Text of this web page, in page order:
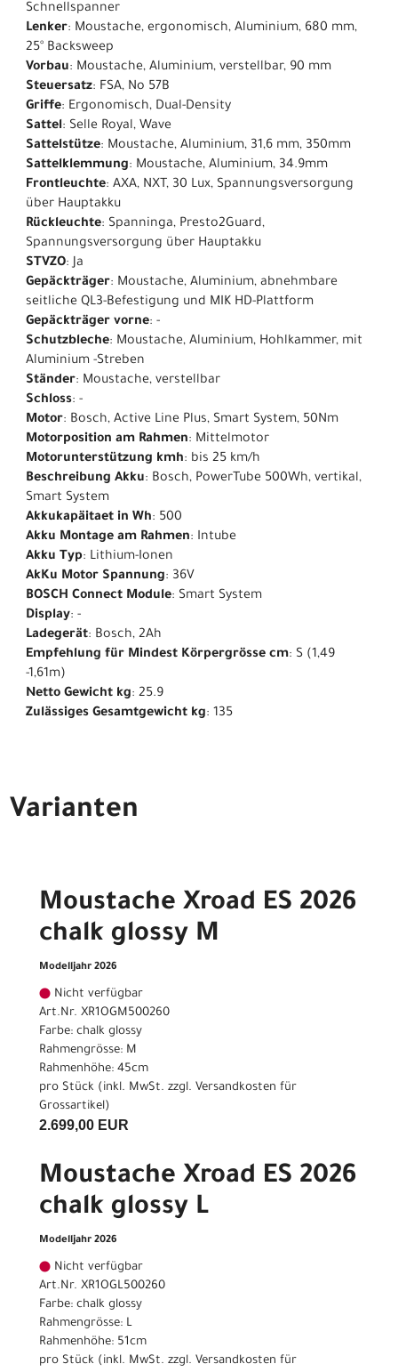
Schnellspanner
Lenker: Moustache, ergonomisch, Aluminium, 680 mm,
25° Backsweep
Vorbau: Moustache, Aluminium, verstellbar, 90 mm
Steuersatz: FSA, No 57B
Griffe: Ergonomisch, Dual-Density
Sattel: Selle Royal, Wave
Sattelstütze: Moustache, Aluminium, 31,6 mm, 350mm
Sattelklemmung: Moustache, Aluminium, 34.9mm
Frontleuchte: AXA, NXT, 30 Lux, Spannungsversorgung
über Hauptakku
Rückleuchte: Spanninga, Presto2Guard,
Spannungsversorgung über Hauptakku
STVZO: Ja
Gepäckträger: Moustache, Aluminium, abnehmbare
seitliche QL3-Befestigung und MIK HD-Plattform
Gepäckträger vorne: -
Schutzbleche: Moustache, Aluminium, Hohlkammer, mit
Aluminium -Streben
Ständer: Moustache, verstellbar
Schloss: -
Motor: Bosch, Active Line Plus, Smart System, 50Nm
Motorposition am Rahmen: Mittelmotor
Motorunterstützung kmh: bis 25 km/h
Beschreibung Akku: Bosch, PowerTube 500Wh, vertikal,
Smart System
Akkukapäitaet in Wh: 500
Akku Montage am Rahmen: Intube
Akku Typ: Lithium-Ionen
AkKu Motor Spannung: 36V
BOSCH Connect Module: Smart System
Display: -
Ladegerät: Bosch, 2Ah
Empfehlung für Mindest Körpergrösse cm: S (1,49
-1,61m)
Netto Gewicht kg: 25.9
Zulässiges Gesamtgewicht kg: 135
Varianten
Moustache Xroad ES 2026
chalk glossy M
Modelljahr 2026
Nicht verfügbar
Art.Nr. XR1OGM500260
Farbe: chalk glossy
Rahmengrösse: M
Rahmenhöhe: 45cm
pro Stück (inkl. MwSt. zzgl. Versandkosten für
Grossartikel)
2.699,00 EUR
Moustache Xroad ES 2026
chalk glossy L
Modelljahr 2026
Nicht verfügbar
Art.Nr. XR1OGL500260
Farbe: chalk glossy
Rahmengrösse: L
Rahmenhöhe: 51cm
pro Stück (inkl. MwSt. zzgl. Versandkosten für